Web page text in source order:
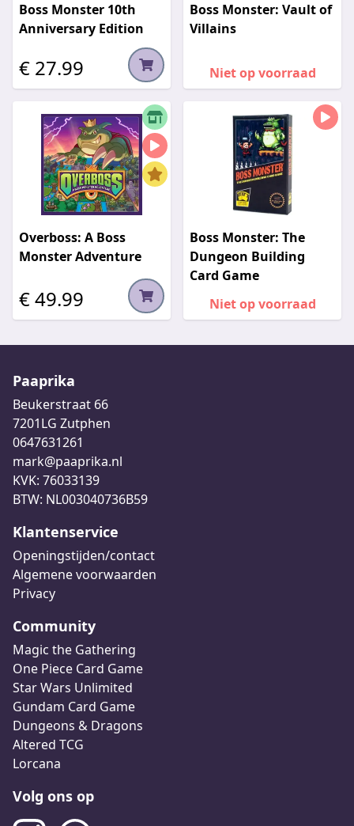
Boss Monster 10th
Anniversary Edition
€ 27.99
Boss Monster: Vault of
Villains
Niet op voorraad
Overboss: A Boss
Monster Adventure
€ 49.99
Boss Monster: The
Dungeon Building
Card Game
Niet op voorraad
Paaprika
Beukerstraat 66
7201LG Zutphen
0647631261
mark@paaprika.nl
KVK: 76033139
BTW: NL003040736B59
Klantenservice
Openingstijden/contact
Algemene voorwaarden
Privacy
Community
Magic the Gathering
One Piece Card Game
Star Wars Unlimited
Gundam Card Game
Dungeons & Dragons
Altered TCG
Lorcana
Volg ons op